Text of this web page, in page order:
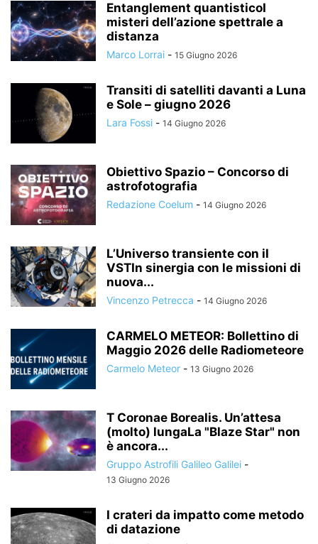
Entanglement quantisticoI
misteri dell’azione spettrale a
distanza
Marco Lorrai - 15 Giugno 2026
Transiti di satelliti davanti a Luna
e Sole – giugno 2026
Lara Fossi - 14 Giugno 2026
Obiettivo Spazio – Concorso di
astrofotografia
Redazione Coelum - 14 Giugno 2026
L’Universo transiente con il
VSTIn sinergia con le missioni di
nuova...
Vincenzo Petrecca - 14 Giugno 2026
CARMELO METEOR: Bollettino di
Maggio 2026 delle Radiometeore
Carmelo Meteor - 13 Giugno 2026
T Coronae Borealis. Un’attesa
(molto) lungaLa "Blaze Star" non
è ancora...
Gruppo Astrofili Galileo Galilei -
13 Giugno 2026
I crateri da impatto come metodo
di datazione